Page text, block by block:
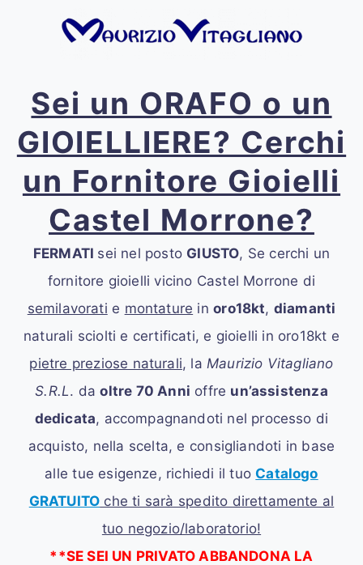
Sei un ORAFO o un
GIOIELLIERE? Cerchi
un Fornitore Gioielli
Castel Morrone?
FERMATI sei nel posto GIUSTO, Se cerchi un
fornitore gioielli vicino Castel Morrone di
semilavorati e montature inoro18kt, diamanti
naturali sciolti e certificati, e gioielli in oro18kt e
pietre preziose naturali, laMaurizio Vitagliano
S.R.L. daoltre 70 Anni offre un’assistenza
dedicata, accompagnandoti nel processo di
acquisto, nella scelta, e consigliandoti in base
alle tue esigenze, richiedi il tuoCatalogo
GRATUITO che ti sarà spedito direttamente al
tuo negozio/laboratorio!
**SE SEI UN PRIVATO ABBANDONA LA